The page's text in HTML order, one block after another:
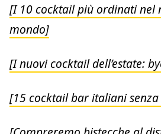
[I 10 cocktail più ordinati nel
mondo]
[I nuovi cocktail dell’estate:
[15 cocktail bar italiani